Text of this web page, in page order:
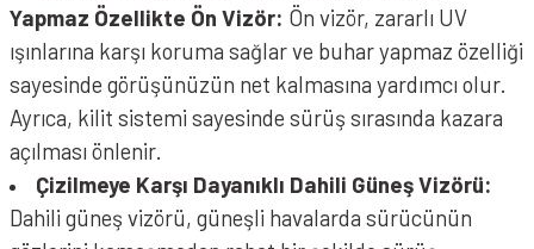
Yapmaz Özellikte Ön Vizör: Ön vizör, zararlı UV
ışınlarına karşı koruma sağlar ve buhar yapmaz özelliği
sayesinde görüşünüzün net kalmasına yardımcı olur.
Ayrıca, kilit sistemi sayesinde sürüş sırasında kazara
açılması önlenir.
Çizilmeye Karşı Dayanıklı Dahili Güneş Vizörü:
Dahili güneş vizörü, güneşli havalarda sürücünün